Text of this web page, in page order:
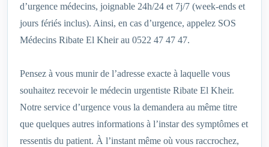
d’urgence médecins, joignable 24h/24 et 7j/7 (week-ends et
jours fériés inclus). Ainsi, en cas d’urgence, appelez SOS
Médecins Ribate El Kheir au 0522 47 47 47.
Pensez à vous munir de l’adresse exacte à laquelle vous
souhaitez recevoir le médecin urgentiste Ribate El Kheir.
Notre service d’urgence vous la demandera au même titre
que quelques autres informations à l’instar des symptômes et
ressentis du patient. À l’instant même où vous raccrochez,